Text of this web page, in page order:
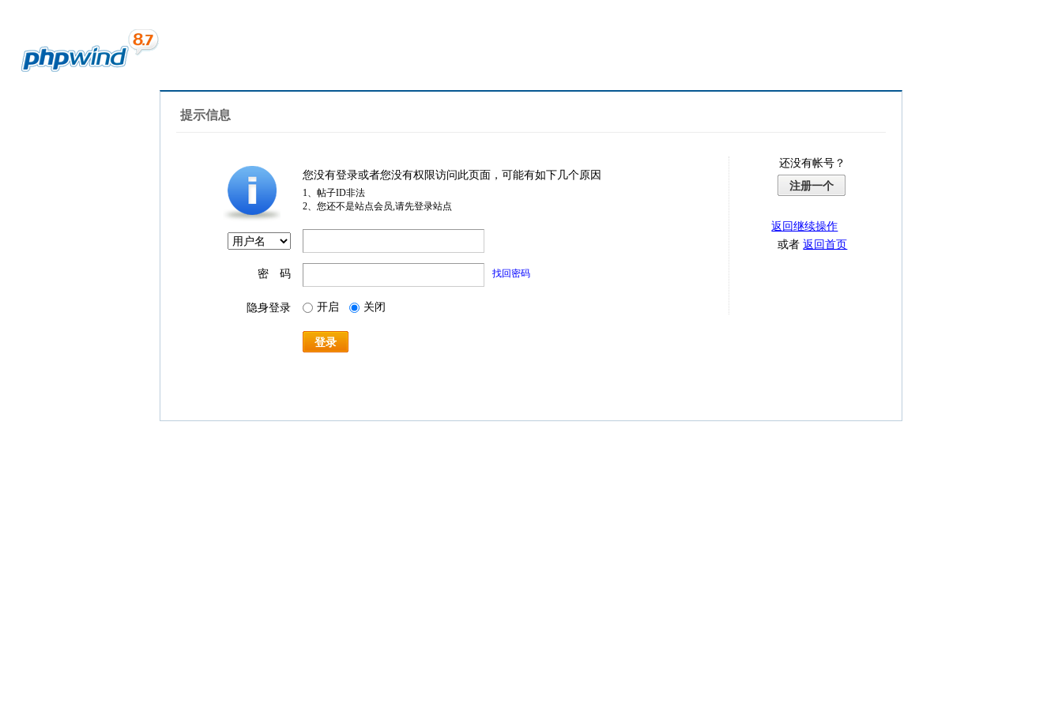
提示信息
您没有登录或者您没有权限访问此页面，可能有如下几个原因
1、帖子ID非法
2、您还不是站点会员,请先登录站点
密 码 找回密码
隐身登录 开启 关闭
登录
还没有帐号？
注册一个
返回继续操作
或者返回首页